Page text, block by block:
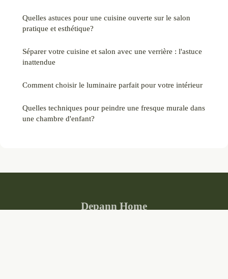
Quelles astuces pour une cuisine ouverte sur le salon
pratique et esthétique?
Séparer votre cuisine et salon avec une verrière : l'astuce
inattendue
Comment choisir le luminaire parfait pour votre intérieur
Quelles techniques pour peindre une fresque murale dans
une chambre d'enfant?
Depann Home